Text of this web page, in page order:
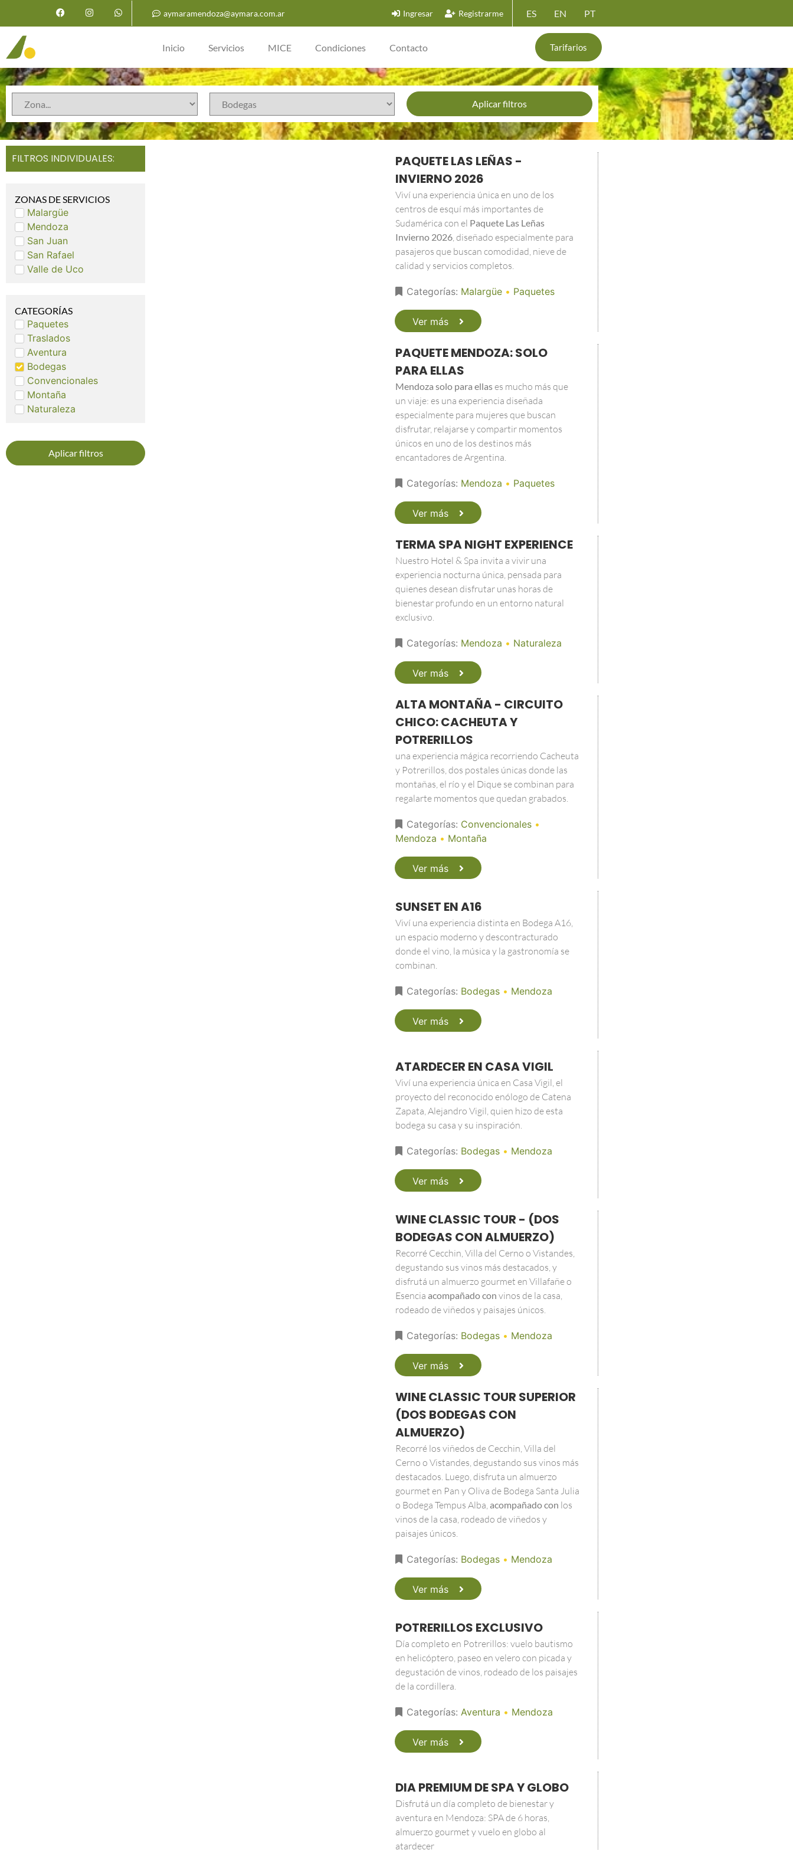
aymaramendoza@aymara.com.ar Ingresar Registrarme ES EN PT
Inicio Servicios MICE Condiciones Contacto Tarifarios
Aplicar filtros
FILTROS INDIVIDUALES:
ZONAS DE SERVICIOS
Malargüe
Mendoza
San Juan
San Rafael
Valle de Uco
CATEGORÍAS
Paquetes
Traslados
Aventura
Bodegas
Convencionales
Montaña
Naturaleza
Aplicar filtros
PAQUETE LAS LEÑAS -
INVIERNO 2026
Viví una experiencia única en uno de los
centros de esquí más importantes de
Sudamérica con el Paquete Las Leñas
Invierno 2026, diseñado especialmente para
pasajeros que buscan comodidad, nieve de
calidad y servicios completos.
Categorías: Malargüe• Paquetes
Ver más
PAQUETE MENDOZA: SOLO
PARA ELLAS
Mendoza solo para ellases mucho más que
un viaje: es una experiencia diseñada
especialmente para mujeres que buscan
disfrutar, relajarse y compartir momentos
únicos en uno de los destinos más
encantadores de Argentina.
Categorías: Mendoza • Paquetes
Ver más
TERMA SPA NIGHT EXPERIENCE
Nuestro Hotel & Spa invita a vivir una
experiencia nocturna única, pensada para
quienes desean disfrutar unas horas de
bienestar profundo en un entorno natural
exclusivo.
Categorías: Mendoza • Naturaleza
Ver más
ALTA MONTAÑA - CIRCUITO
CHICO: CACHEUTA Y
POTRERILLOS
una experiencia mágica recorriendo Cacheuta
y Potrerillos, dos postales únicas donde las
montañas, el río y el Dique se combinan para
regalarte momentos que quedan grabados.
Categorías: Convencionales•
Mendoza • Montaña
Ver más
SUNSET EN A16
Viví una experiencia distinta en Bodega A16,
un espacio moderno y descontracturado
donde el vino, la música y la gastronomía se
combinan.
Categorías: Bodegas• Mendoza
Ver más
ATARDECER EN CASA VIGIL
Viví una experiencia única en Casa Vigil, el
proyecto del reconocido enólogo de Catena
Zapata, Alejandro Vigil, quien hizo de esta
bodega su casa y su inspiración.
Categorías: Bodegas• Mendoza
Ver más
WINE CLASSIC TOUR - (DOS
BODEGAS CON ALMUERZO)
Recorré Cecchin, Villa del Cerno o Vistandes,
degustando sus vinos más destacados, y
disfrutá un almuerzo gourmet en Villafañe o
Esencia acompañado con vinos de la casa,
rodeado de viñedos y paisajes únicos.
Categorías: Bodegas• Mendoza
Ver más
WINE CLASSIC TOUR SUPERIOR
(DOS BODEGAS CON
ALMUERZO)
Recorré los viñedos de Cecchin, Villa del
Cerno o Vistandes, degustando sus vinos más
destacados. Luego, disfruta un almuerzo
gourmet en Pan y Oliva de Bodega Santa Julia
o Bodega Tempus Alba, acompañado con los
vinos de la casa, rodeado de viñedos y
paisajes únicos.
Categorías: Bodegas• Mendoza
Ver más
POTRERILLOS EXCLUSIVO
Día completo en Potrerillos: vuelo bautismo
en helicóptero, paseo en velero con picada y
degustación de vinos, rodeado de los paisajes
de la cordillera.
Categorías: Aventura • Mendoza
Ver más
DIA PREMIUM DE SPA Y GLOBO
Disfrutá un día completo de bienestar y
aventura en Mendoza: SPA de 6 horas,
almuerzo gourmet y vuelo en globo al
atardecer